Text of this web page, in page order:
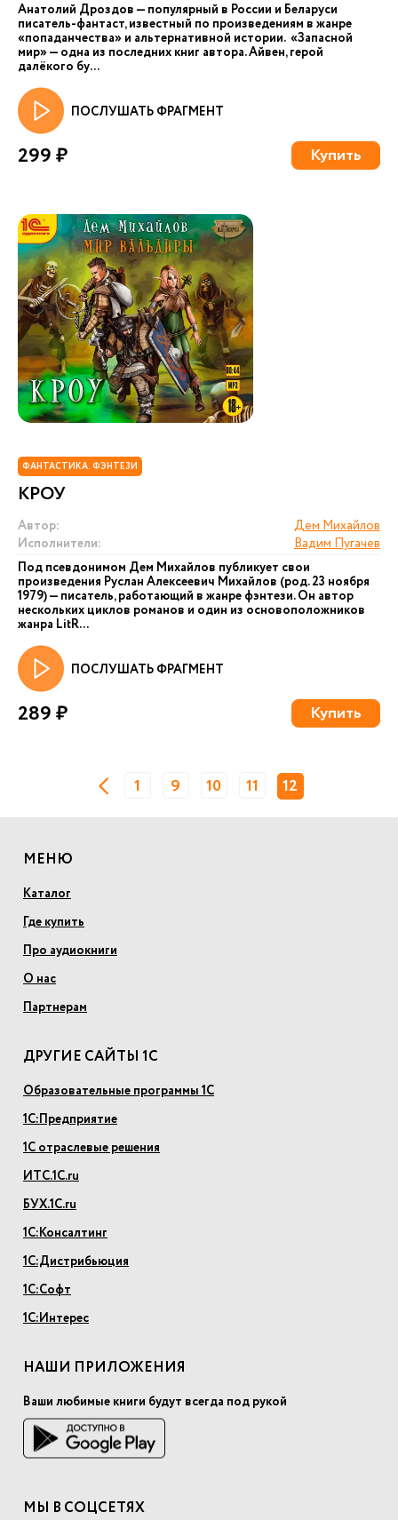
Анатолий Дроздов — популярный в России и Беларуси
писатель-фантаст, известный по произведениям в жанре
«попаданчества» и альтернативной истории. «Запасной
мир» — одна из последних книг автора. Айвен, герой
далёкого бу...
ПОСЛУШАТЬ ФРАГМЕНТ
299 ₽ Купить
ФАНТАСТИКА. ФЭНТЕЗИ
КРОУ
Автор:
Дем Михайлов
Исполнители:
Вадим Пугачев
Под псевдонимом Дем Михайлов публикует свои
произведения Руслан Алексеевич Михайлов (род. 23 ноября
1979) — писатель, работающий в жанре фэнтези. Он автор
нескольких циклов романов и один из основоположников
жанра LitR...
ПОСЛУШАТЬ ФРАГМЕНТ
289 ₽ Купить
1 9 10 11 12
МЕНЮ
Каталог
Где купить
Про аудиокниги
О нас
Партнерам
ДРУГИЕ САЙТЫ 1С
Образовательные программы 1С
1С:Предприятие
1С отраслевые решения
ИТС.1С.ru
БУХ.1С.ru
1С:Консалтинг
1С:Дистрибьюция
1С:Софт
1С:Интерес
НАШИ ПРИЛОЖЕНИЯ
Ваши любимые книги будут всегда под рукой
МЫ В СОЦСЕТЯХ